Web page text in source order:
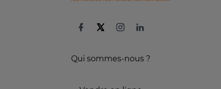
Qui sommes-nous ?